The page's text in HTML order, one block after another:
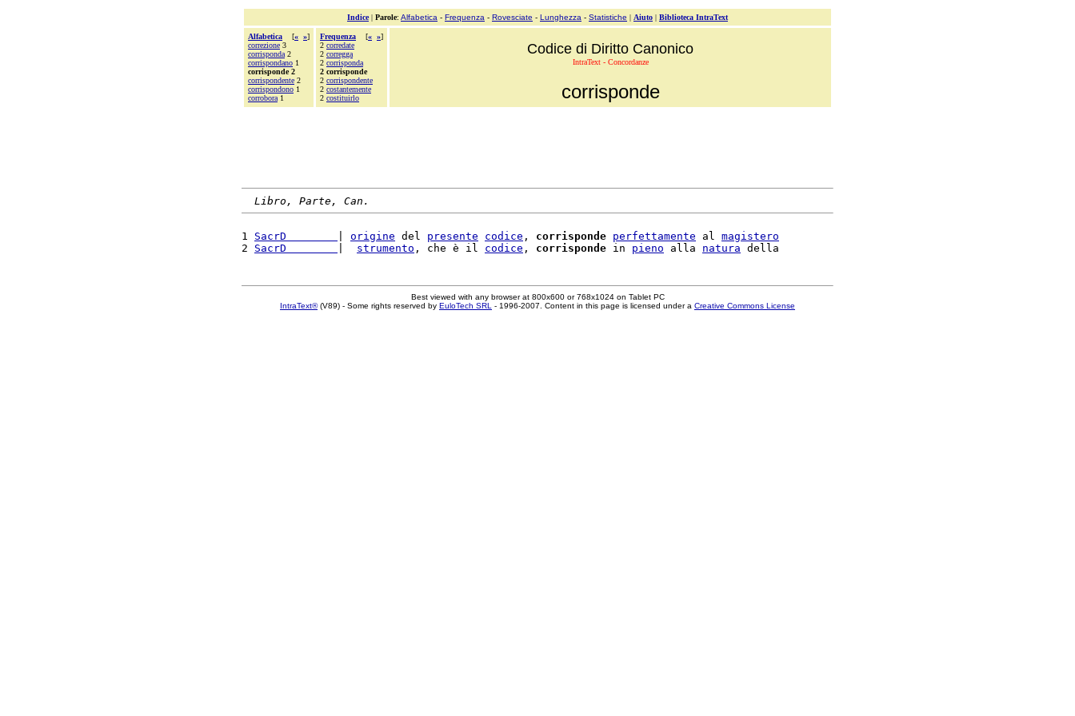
Indice| Parole: Alfabetica - Frequenza - Rovesciate - Lunghezza - Statistiche | Aiuto | Biblioteca IntraText
Alfabetica [« »]
correzione 3
corrisponda 2
corrispondano 1
corrisponde 2
corrispondente 2
corrispondono 1
corrobora 1
Frequenza [« »]
2 corredate
2 corregga
2 corrisponda
2 corrisponde
2 corrispondente
2 costantemente
2 costituirlo
Codice di Diritto Canonico
IntraText - Concordanze
corrisponde
Libro, Parte, Can.
1 SacrD origine del presente codice , corrisponde perfettamente al magistero
2 SacrD strumento , che è il codice , corrisponde in pieno alla natura
Best viewed with any browser at 800x600 or 768x1024 on Tablet PC
IntraText®(V89) - Some rights reserved by EuloTech SRL - 1996-2007. Content in this page is licensed under a Creative Commons License